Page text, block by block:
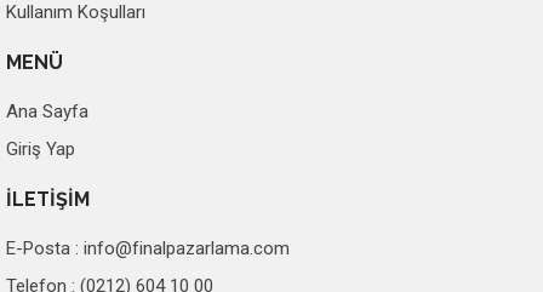
Kullanım Koşulları
MENÜ
Ana Sayfa
Giriş Yap
İLETİŞİM
E-Posta : info@finalpazarlama.com
Telefon : (0212) 604 10 00